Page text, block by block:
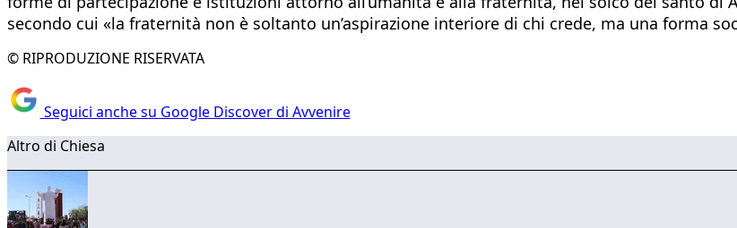
secondo cui «la fraternità non è soltanto un’aspirazione interiore di chi crede, ma una forma
© RIPRODUZIONE RISERVATA
Seguici anche su Google Discover di Avvenire
Altro di Chiesa